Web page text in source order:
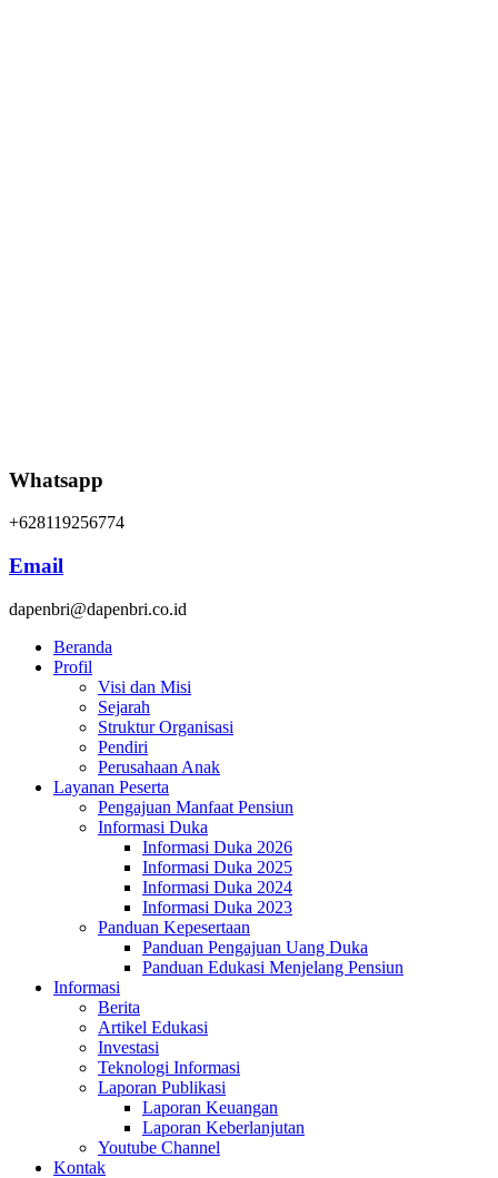
Whatsapp
+628119256774
Email
dapenbri@dapenbri.co.id
Beranda
Profil
Visi dan Misi
Sejarah
Struktur Organisasi
Pendiri
Perusahaan Anak
Layanan Peserta
Pengajuan Manfaat Pensiun
Informasi Duka
Informasi Duka 2026
Informasi Duka 2025
Informasi Duka 2024
Informasi Duka 2023
Panduan Kepesertaan
Panduan Pengajuan Uang Duka
Panduan Edukasi Menjelang Pensiun
Informasi
Berita
Artikel Edukasi
Investasi
Teknologi Informasi
Laporan Publikasi
Laporan Keuangan
Laporan Keberlanjutan
Youtube Channel
Kontak